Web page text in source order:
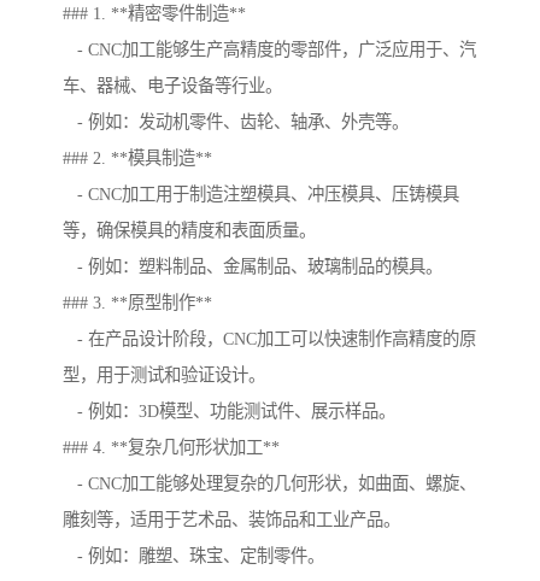
### 1. **精密零件制造**
- CNC加工能够生产高精度的零部件，广泛应用于、汽
车、器械、电子设备等行业。
- 例如：发动机零件、齿轮、轴承、外壳等。
### 2. **模具制造**
- CNC加工用于制造注塑模具、冲压模具、压铸模具
等，确保模具的精度和表面质量。
- 例如：塑料制品、金属制品、玻璃制品的模具。
### 3. **原型制作**
- 在产品设计阶段，CNC加工可以快速制作高精度的原
型，用于测试和验证设计。
- 例如：3D模型、功能测试件、展示样品。
### 4. **复杂几何形状加工**
- CNC加工能够处理复杂的几何形状，如曲面、螺旋、
雕刻等，适用于艺术品、装饰品和工业产品。
- 例如：雕塑、珠宝、定制零件。